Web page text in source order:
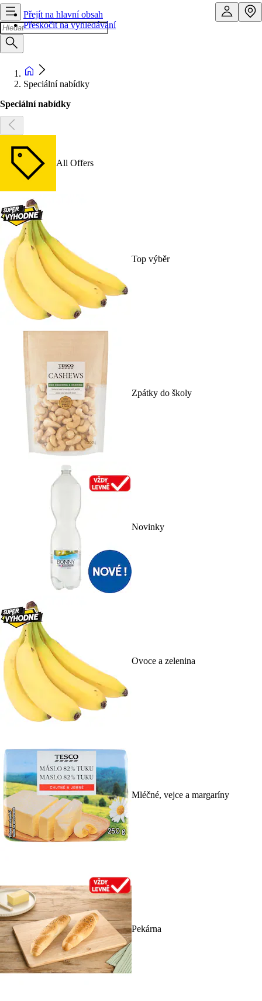
Přejít na hlavní obsah
Přeskočit na vyhledávání
Speciální nabídky
Speciální nabídky
All Offers
Top výběr
Zpátky do školy
Novinky
Ovoce a zelenina
Mléčné, vejce a margaríny
Pekárna